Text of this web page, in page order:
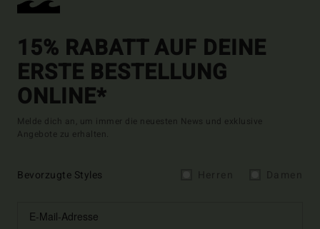
15% RABATT AUF DEINE
ERSTE BESTELLUNG
ONLINE*
Melde dich an, um immer die neuesten News und exklusive
Angebote zu erhalten.
Bevorzugte Styles